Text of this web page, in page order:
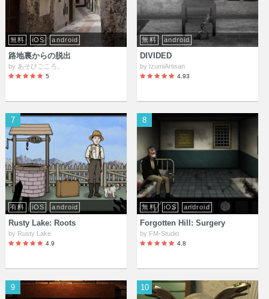
無料 iOS android
路地裏からの脱出
by あそびごころ。
5
無料 android
DIVIDED
by IzumiArtisan
4.93
7
有料 iOS android
Rusty Lake: Roots
by Rusty Lake
4.9
8
無料 iOS android
Forgotten Hill: Surgery
by FM-Studio
4.8
9 10